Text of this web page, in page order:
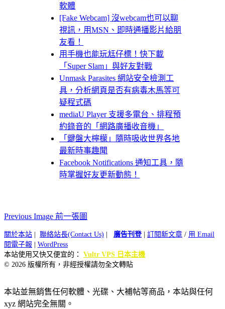
軟體
[Fake Webcam] 沒webcam也可以聊
視訊，用MSN、即時通播影片給朋
友看！
用手機也能玩尪仔標！快下載
「Super Slam」與好友對戰
Unmask Parasites 網站安全檢測工
具，分析網頁是否有病毒木馬等可
疑程式碼
mediaU Player 支援多電台、排程預
約錄音的「網路廣播收音機」
「鍵盤大檸檬」隨時吸收世界各地
最新時事趣聞
Facebook Notifications 通知工具，隨
時掌握好友更新動態！
Previous Image 前一張圖
關於本站 聯絡站長(Contact Us) 廣告刊登| 訂閱新文章 / 用 Email
閱電子報
WordPress
本站使用又快又便宜的： Vultr VPS 日本主機
© 2026 版權所有，非經授權請勿全文轉貼
本站並無銷售任何軟體、光碟、大補帖等商品，本站與任何
xyz 網站完全無關。